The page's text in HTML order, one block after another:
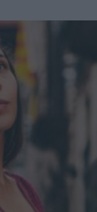
meno
forma un
uno
un
Makeover?
"Dico spesso
un
non
e
di sottoporsi a